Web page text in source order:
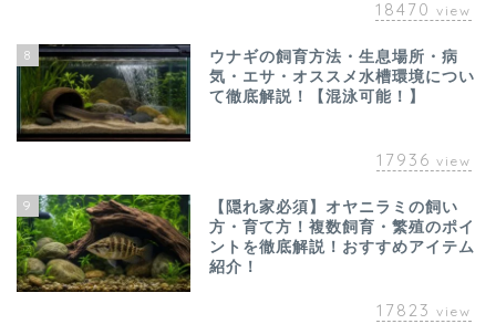
18470 view
8
ウナギの飼育方法・生息場所・病
気・エサ・オススメ水槽環境につい
て徹底解説！【混泳可能！】
17936 view
9
【隠れ家必須】オヤニラミの飼い
方・育て方！複数飼育・繁殖のポイ
ントを徹底解説！おすすめアイテム
紹介！
17823 view